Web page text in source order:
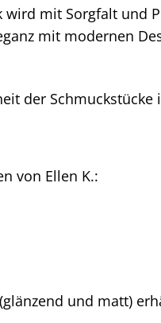
wird mit Sorgfalt und
mit modernen
der Schmuckstücke
von Ellen K.:
und matt)